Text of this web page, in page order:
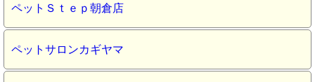
ペットＳｔｅｐ朝倉店
ペットサロンカギヤマ